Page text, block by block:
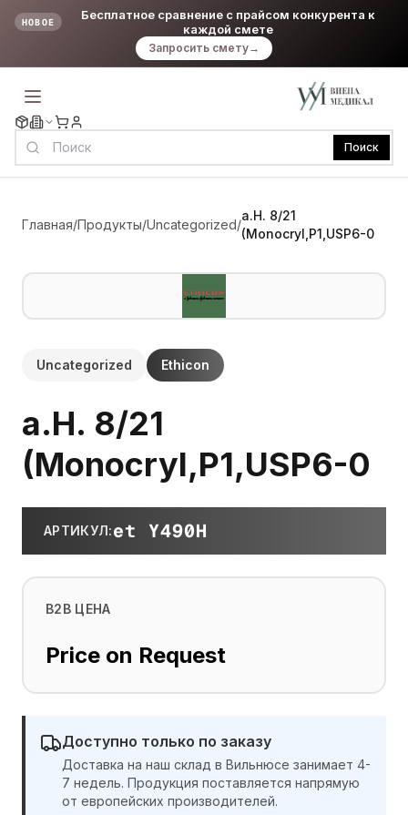
НОВОЕ
Бесплатное сравнение с прайсом конкурента к
каждой смете
Запросить смету→
Поиск
Главная/Продукты/Uncategorized/
a.H. 8/21
(Monocryl,P1,USP6-0
Uncategorized Ethicon
a.H. 8/21
(Monocryl,P1,USP6-0
АРТИКУЛ:et Y490H
B2B ЦЕНА
Price on Request
Доступно только по заказу
Доставка на наш склад в Вильнюсе занимает 4-
7 недель. Продукция поставляется напрямую
от европейских производителей.